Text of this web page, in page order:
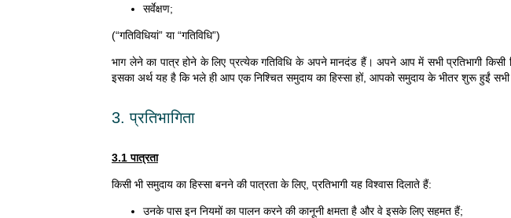
सर्वेक्षण;
(“गतिविधियां” या “गतिविधि”)
भाग लेने का पात्र होने के लिए प्रत्येक गतिविधि के अपने मानदंड हैं। अपने आप में सभी प्रतिभागी किसी
इसका अर्थ यह है कि भले ही आप एक निश्चित समुदाय का हिस्सा हों, आपको समुदाय के भीतर शुरू हुईं सभी
3. प्रतिभागिता
3.1 पात्रता
किसी भी समुदाय का हिस्सा बनने की पात्रता के लिए, प्रतिभागी यह विश्वास दिलाते हैं:
उनके पास इन नियमों का पालन करने की कानूनी क्षमता है और वे इसके लिए सहमत हैं;